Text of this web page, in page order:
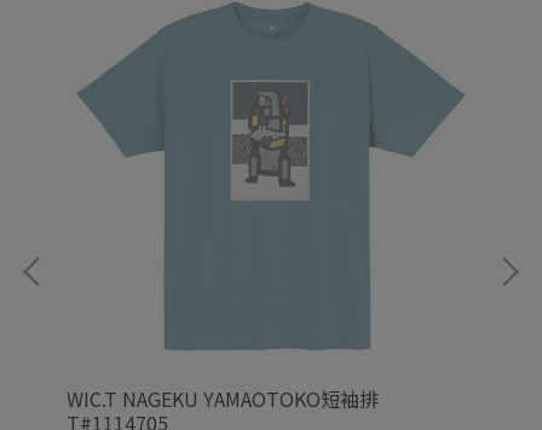
WIC.T NAGEKU YAMAOTOKO短袖排
T#1114705